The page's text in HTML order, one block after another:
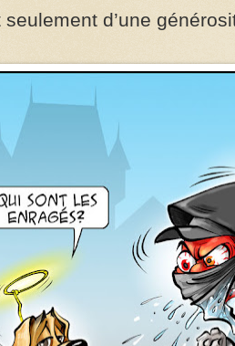
d’une